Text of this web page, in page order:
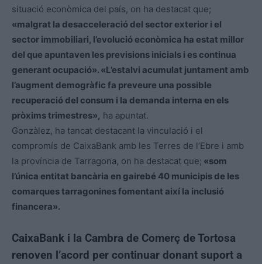
situació econòmica del país, on ha destacat que;
«malgrat la desacceleració del sector exterior i el
sector immobiliari, l’evolució econòmica ha estat millor
del que apuntaven les previsions inicials i es continua
generant ocupació». «L’estalvi acumulat juntament amb
l’augment demogràfic fa preveure una possible
recuperació del consum i la demanda interna en els
pròxims trimestres», ha apuntat.
Gonzàlez, ha tancat destacant la vinculació i el
compromís de CaixaBank amb les Terres de l’Ebre i amb
la província de Tarragona, on ha destacat que; «som
l’única entitat bancària en gairebé 40 municipis de les
comarques tarragonines fomentant així la inclusió
financera».
CaixaBank i la Cambra de Comerç de Tortosa
renoven l’acord per continuar donant suport a